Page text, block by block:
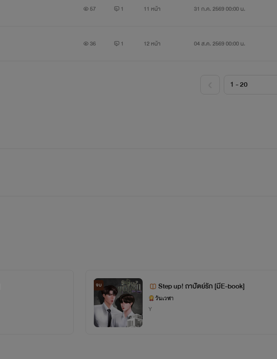
57 1 11 หน้า 31 ก.ค. 2569 00:00 น.
36 1 12 หน้า 04 ส.ค. 2569 00:00 น.
จบ Step up! ถาปัตย์รัก [มีE-book]
วันเวฬา
Y